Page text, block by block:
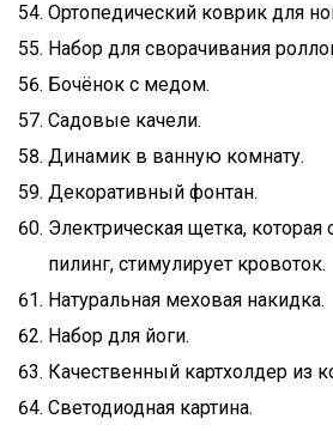
Ортопедический коврик для
Набор для сворачивания
Бочёнок с медом.
Садовые качели.
Динамик в ванную комнату.
Декоративный фонтан.
Электрическая щетка, которая
пилинг, стимулирует кровоток.
Натуральная меховая накидка.
Набор для йоги.
Качественный картхолдер из
Светодиодная картина.